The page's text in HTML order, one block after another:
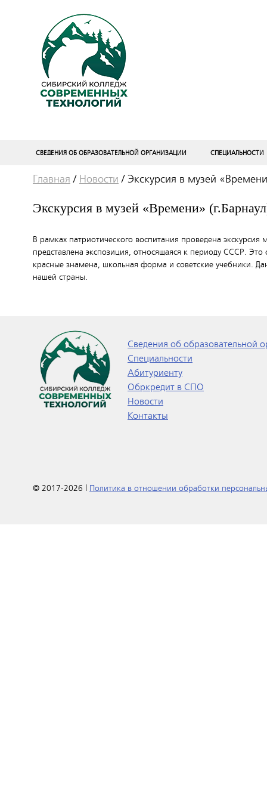
СВЕДЕНИЯ ОБ ОБРАЗОВАТЕЛЬНОЙ ОРГАНИЗАЦИИ СПЕЦИАЛЬНОСТИ
Главная / Новости / Экскурсия в музей
Экскурсия в музей «Времени»
В рамках патриотического воспитания проведена
представлена экспозиция, относящаяся к периоду СССР.
красные знамена, школьная форма и советские учебники.
нашей страны.
Сведения об образовательной
Специальности
Абитуриенту
Обркредит в СПО
Новости
Контакты
© 2017-2026 | Политика в отношении обработки